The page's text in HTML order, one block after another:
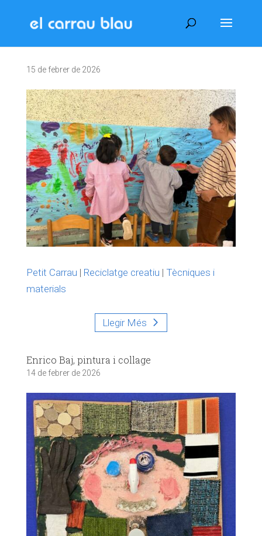
15 de febrer de 2026
Petit Carrau | Reciclatge creatiu | Tècniques i
materials
Llegir Més
Enrico Baj, pintura i collage
14 de febrer de 2026